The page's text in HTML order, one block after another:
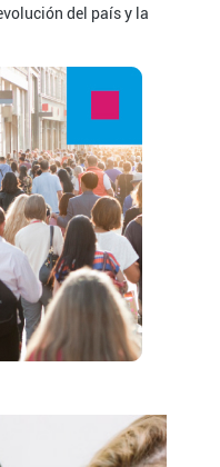
del país y la